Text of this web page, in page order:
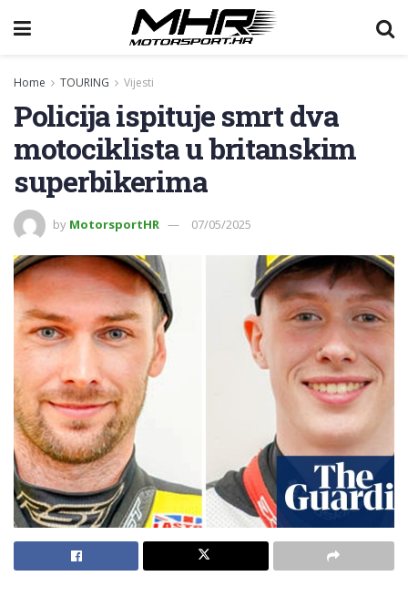
Home TOURING Vijesti
Policija ispituje smrt dva
motociklista u britanskim
superbikerima
by MotorsportHR 07/05/2025